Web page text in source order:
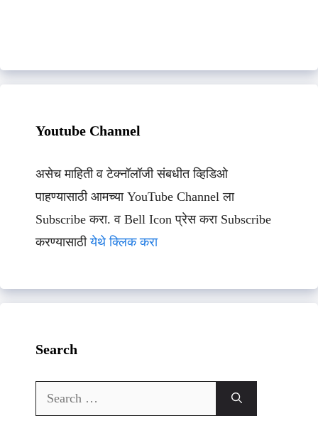
Youtube Channel
असेच माहिती व टेक्नॉलॉजी संबधीत व्हिडिओ
पाहण्यासाठी आमच्या YouTube Channel ला
Subscribe करा. व Bell Icon प्रेस करा Subscribe
करण्यासाठीयेथे क्लिक करा
Search
Search
for: